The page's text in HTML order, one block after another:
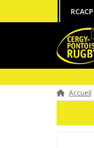
contenu
RCACP
Accueil